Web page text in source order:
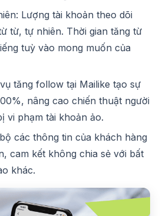
Lượng tài khoản theo dõi
từ, tự nhiên. Thời gian tăng từ
tuỳ vào mong muốn của
tăng follow tại Mailike tạo sự
nâng cao chiến thuật người
vi phạm tài khoản ảo.
các thông tin của khách hàng
cam kết không chia sẻ với bất
khác.